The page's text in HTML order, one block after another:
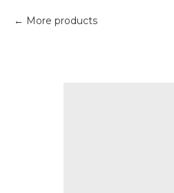
More products